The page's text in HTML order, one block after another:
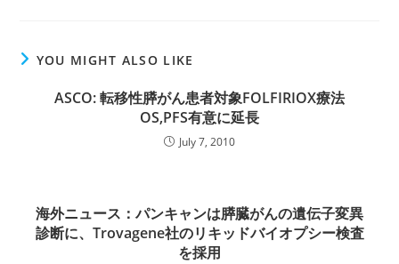
YOU MIGHT ALSO LIKE
ASCO: 転移性膵がん患者対象FOLFIRIOX療法
OS,PFS有意に延長
July 7, 2010
海外ニュース：パンキャンは膵臓がんの遺伝子変異
診断に、Trovagene社のリキッドバイオプシー検査
を採用